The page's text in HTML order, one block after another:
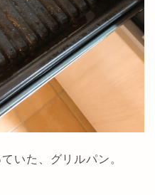
いた、グリルパン。